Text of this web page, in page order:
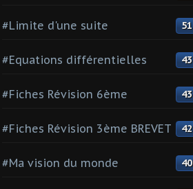
#Limite d'une suite 51
#Equations différentielles 43
#Fiches Révision 6ème 43
#Fiches Révision 3ème BREVET 42
#Ma vision du monde 40